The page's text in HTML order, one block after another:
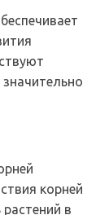
корней
в